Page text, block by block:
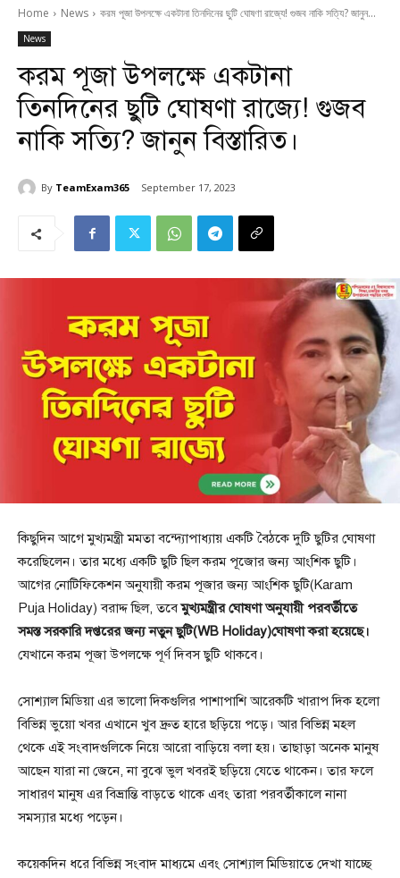
Home News করম পূজা উপলক্ষে একটানা তিনদিনের ছুটি ঘোষণা রাজ্যে! গুজব নাকি সত্যি? জানুন...
News
করম পূজা উপলক্ষে একটানা
তিনদিনের ছুটি ঘোষণা রাজ্যে! গুজব
নাকি সত্যি? জানুন বিস্তারিত।
By TeamExam365 September 17, 2023
কিছুদিন আগে মুখ্যমন্ত্রী মমতা বন্দ্যোপাধ্যায় একটি বৈঠকে দুটি ছুটির ঘোষণা
করেছিলেন। তার মধ্যে একটি ছুটি ছিল করম পূজোর জন্য আংশিক ছুটি।
আগের নোটিফিকেশন অনুযায়ী করম পূজার জন্য আংশিক ছুটি(Karam
Puja Holiday) বরাদ্দ ছিল, তবেমুখ্যমন্ত্রীর ঘোষণা অনুযায়ী পরবর্তীতে
সমস্ত সরকারি দপ্তরের জন্য নতুন ছুটি(WB Holiday)ঘোষণা করা হয়েছে।
যেখানে করম পূজা উপলক্ষে পূর্ণ দিবস ছুটি থাকবে।
সোশ্যাল মিডিয়া এর ভালো দিকগুলির পাশাপাশি আরেকটি খারাপ দিক হলো
বিভিন্ন ভুয়ো খবর এখানে খুব দ্রুত হারে ছড়িয়ে পড়ে। আর বিভিন্ন মহল
থেকে এই সংবাদগুলিকে নিয়ে আরো বাড়িয়ে বলা হয়। তাছাড়া অনেক মানুষ
আছেন যারা না জেনে, না বুঝে ভুল খবরই ছড়িয়ে যেতে থাকেন। তার ফলে
সাধারণ মানুষ এর বিভ্রান্তি বাড়তে থাকে এবং তারা পরবর্তীকালে নানা
সমস্যার মধ্যে পড়েন।
কয়েকদিন ধরে বিভিন্ন সংবাদ মাধ্যমে এবং সোশ্যাল মিডিয়াতে দেখা যাচ্ছে